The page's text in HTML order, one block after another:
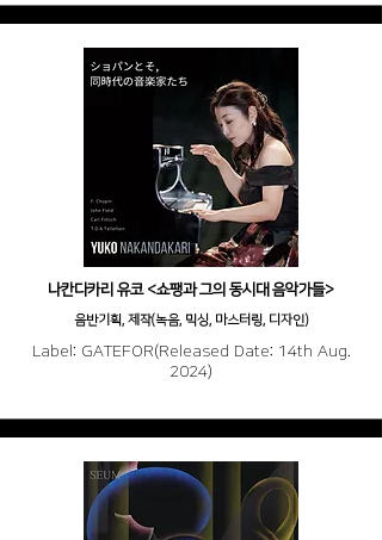
나칸다카리 유코 <쇼팽과 그의 동시대 음악가들>
음반기획, 제작(녹음, 믹싱, 마스터링, 디자인)
Label: GATEFOR(Released Date: 14th Aug.
2024)